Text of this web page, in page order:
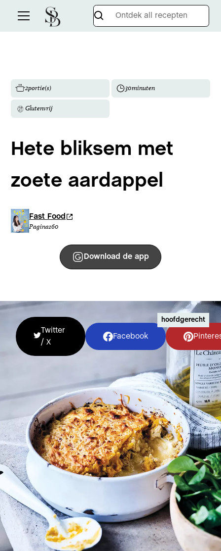
2portie(s) 30minuten
Glutenvrij
Hete bliksem met
zoete aardappel
Fast Food
Pagina160
Download de app
Twitter
/ X
Facebook
hoofdgerecht